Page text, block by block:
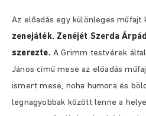
Az előadás egy különleges műfajt
zenejáték. Zenéjét Szerda
szerezte.A Grimm testvérek
János című mese az előadás
ismert mese, noha humora és
legnagyobbak között lenne a